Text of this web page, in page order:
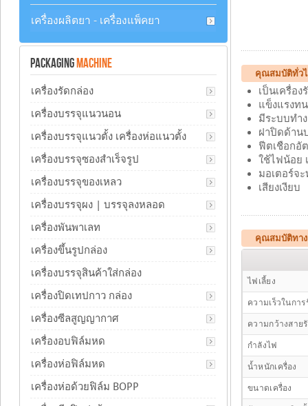
คุณสมบัติทั่วไ
เป็นเครื่อ
แข็งแรงท
มีระบบทำ
ฝาปิดด้าน
ฟีตเชือกอั
ใช้ไฟน้อย
มอเตอร์จ
เสียงเงียบ
คุณสมบัติทา
ไฟเลี้ยง
ความเร็วในการ
ความกว้างสาย
กำลังไฟ
น้ำหนักเครื่อง
ขนาดเครื่อง
เครื่องผลิตยา - เครื่องแพ็คยา
PACKAGING MACHINE
เครื่องรัดกล่อง
เครื่องบรรจุแนวนอน
เครื่องบรรจุแนวตั้ง เครื่องห่อแนวตั้ง
เครื่องบรรจุซองสำเร็จรูป
เครื่องบรรจุของเหลว
เครื่องบรรจุผง | บรรจุลงหลอด
เครื่องพันพาเลท
เครื่องขึ้นรูปกล่อง
เครื่องบรรจุสินค้าใส่กล่อง
เครื่องปิดเทปกาว กล่อง
เครื่องซีลสูญญากาศ
เครื่องอบฟิล์มหด
เครื่องห่อฟิล์มหด
เครื่องห่อด้วยฟิล์ม BOPP